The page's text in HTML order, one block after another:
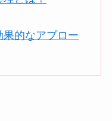
果的なアプロー